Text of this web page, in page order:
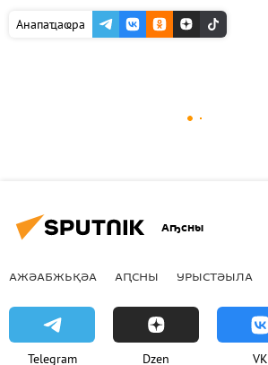
Анапаҵаҩра
Аҧсны
АЖӘАБЖЬҚӘА АԤСНЫ УРЫСТӘЫЛА
Telegram Dzen VK